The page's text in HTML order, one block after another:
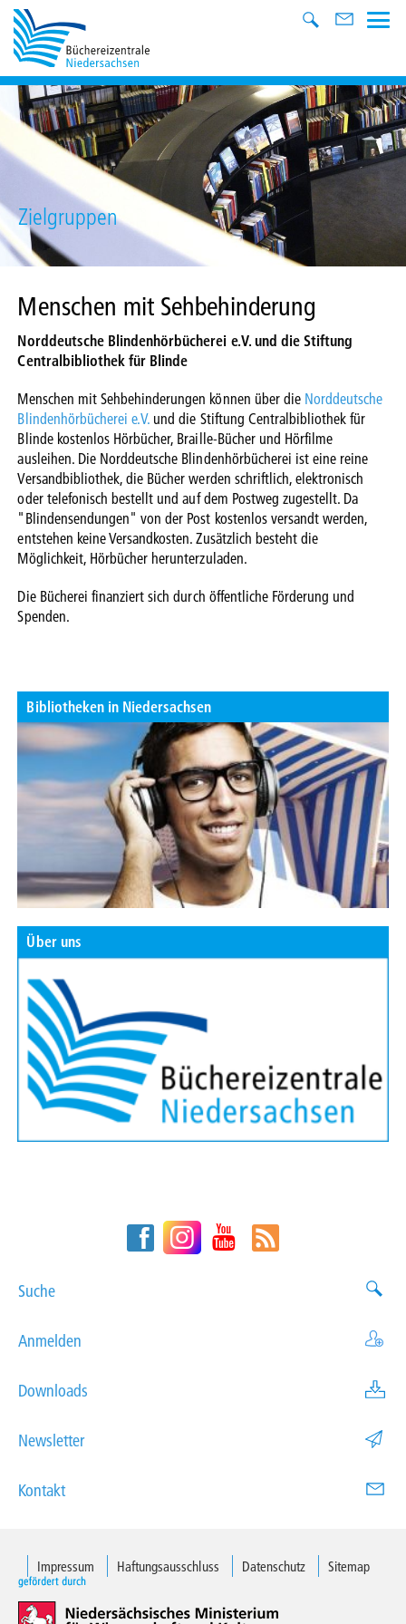
Zielgruppen
Menschen mit Sehbehinderung
Norddeutsche Blindenhörbücherei e.V. und die Stiftung
Centralbibliothek für Blinde
Menschen mit Sehbehinderungen können über die Norddeutsche
Blindenhörbücherei e.V. und die Stiftung Centralbibliothek für
Blinde kostenlos Hörbücher, Braille-Bücher und Hörfilme
ausleihen. Die Norddeutsche Blindenhörbücherei ist eine reine
Versandbibliothek, die Bücher werden schriftlich, elektronisch
oder telefonisch bestellt und auf dem Postweg zugestellt. Da
"Blindensendungen" von der Post kostenlos versandt werden,
entstehen keine Versandkosten. Zusätzlich besteht die
Möglichkeit, Hörbücher herunterzuladen.
Die Bücherei finanziert sich durch öffentliche Förderung und
Spenden.
Bibliotheken in Niedersachsen
Über uns
Suche
Anmelden
Downloads
Newsletter
Kontakt
Impressum Haftungsausschluss Datenschutz Sitemap